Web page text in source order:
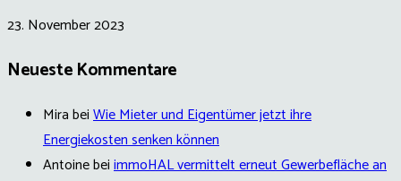
23. November 2023
Neueste Kommentare
MirabeiWie Mieter und Eigentümer jetzt ihre
Energiekosten senken können
AntoinebeiimmoHAL vermittelt erneut Gewerbefläche an